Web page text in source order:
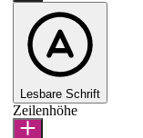
Lesbare Schrift
Zeilenhöhe